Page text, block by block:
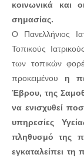
κοινωνικά και
σημασίας.
Ο Πανελλήνιος
Τοπικούς
των τοπικών
προκειμένου η
Έβρου, της
να ενισχυθεί
υπηρεσίες
πληθυσμό της
εγκαταλείπει τη